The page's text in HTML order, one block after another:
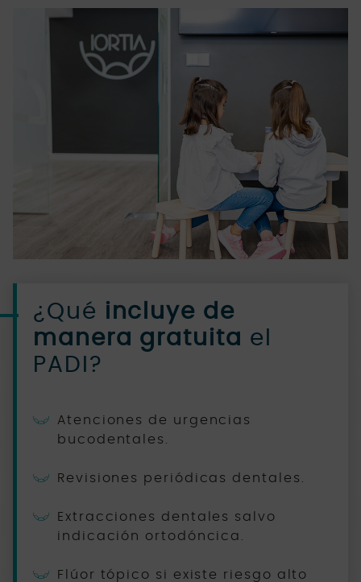
¿Qué incluye de
manera gratuita el
PADI?
Atenciones de urgencias
bucodentales.
Revisiones periódicas dentales.
Extracciones dentales salvo
indicación ortodóncica.
Flúor tópico si existe riesgo alto